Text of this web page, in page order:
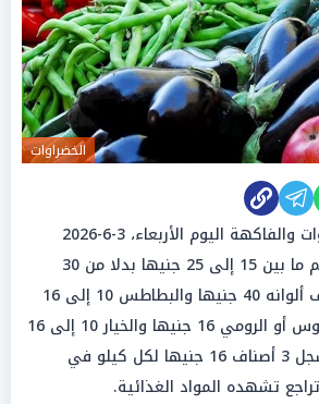
الخضراوات
انخفضت أسعار الخضروات والفاكهة اليوم الأربعاء، 3-6-2026
لتتراوح أسعار الطماطم ما بين 15 إلى 25 جنيها بدلا من 30
جنيها والفلفل بمختلف ألوانه 40 جنيها والبطاطس 10 إلى 16
جنيهًا، والباذنجان العروس أو الرومي 16 جنيها والخيار 10 إلى 16
بدلا من 20 جنيها ليسجل 3 أصناف 16 جنيها لكل كيلو في
تشهده المواد الغذائية.